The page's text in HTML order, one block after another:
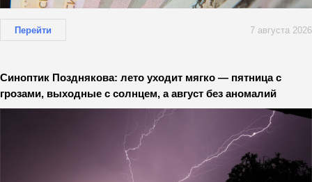
Перейти 7 августа 2026
Синоптик Позднякова: лето уходит мягко — пятница с
грозами, выходные с солнцем, а август без аномалий